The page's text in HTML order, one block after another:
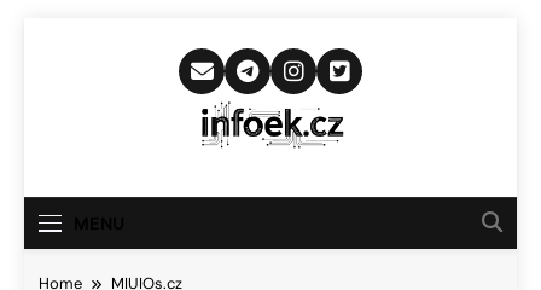
Infoek.cz
Novinkám
Home MIUIOs.cz